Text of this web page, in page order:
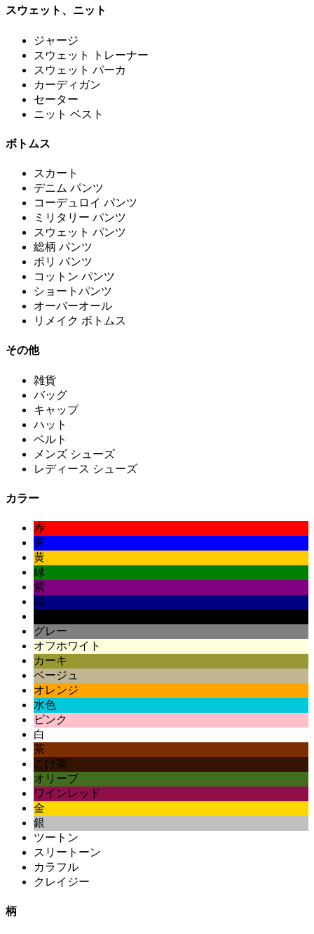
スウェット、ニット
ジャージ
スウェット トレーナー
スウェット パーカ
カーディガン
セーター
ニット ベスト
ボトムス
スカート
デニム パンツ
コーデュロイ パンツ
ミリタリー パンツ
スウェット パンツ
総柄 パンツ
ポリ パンツ
コットン パンツ
ショートパンツ
オーバーオール
リメイク ボトムス
その他
雑貨
バッグ
キャップ
ハット
ベルト
メンズ シューズ
レディース シューズ
カラー
赤
青
黄
緑
紫
紺
グレー
オフホワイト
カーキ
ベージュ
オレンジ
水色
ピンク
白
茶
こげ茶
オリーブ
ワインレッド
金
銀
ツートン
スリートーン
カラフル
クレイジー
柄